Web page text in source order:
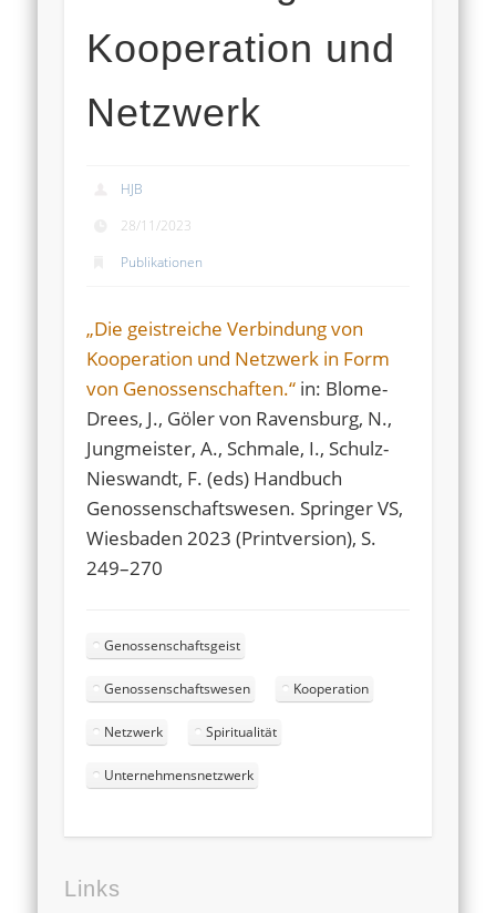
Kooperation und
Netzwerk
HJB
28/11/2023
Publikationen
„Die geistreiche Verbindung von
Kooperation und Netzwerk in Form
von Genossenschaften.“ in: Blome-
Drees, J., Göler von Ravensburg, N.,
Jungmeister, A., Schmale, I., Schulz-
Nieswandt, F. (eds) Handbuch
Genossenschaftswesen. Springer VS,
Wiesbaden 2023 (Printversion), S.
249–270
Genossenschaftsgeist
Genossenschaftswesen Kooperation
Netzwerk Spiritualität
Unternehmensnetzwerk
Links